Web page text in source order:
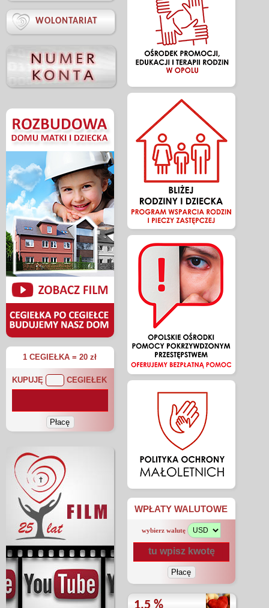
 WOLONTARIAT
1 CEGIEŁKA = 20 zł
KUPUJĘ CEGIEŁEK
WPŁATY WALUTOWE
wybierz walutę